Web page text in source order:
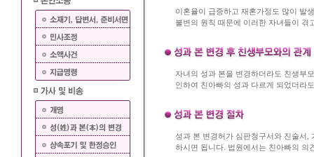
이혼율이 급증하고 재혼가정도 많이 발
불변의 원칙 때문에 이러한 자녀들이 겪
자녀의 성과 본을 변경하더라도 친생부
인하여 친아빠의 성과 다르게 되었더라
성과 본 변경허가 심판청구서와 진술서,
하시면 됩니다. 법원에서는 친아빠의 의